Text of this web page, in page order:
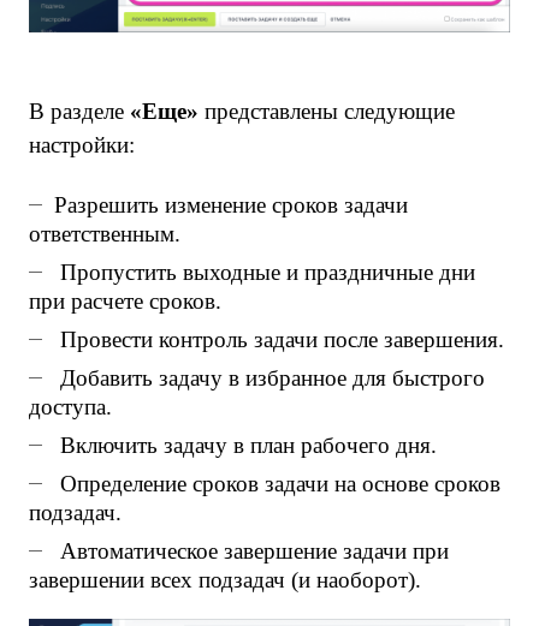
В разделе «Еще» представлены следующие
настройки:
Разрешить изменение сроков задачи
ответственным.
Пропустить выходные и праздничные дни
при расчете сроков.
Провести контроль задачи после завершения.
Добавить задачу в избранное для быстрого
доступа.
Включить задачу в план рабочего дня.
Определение сроков задачи на основе сроков
подзадач.
Автоматическое завершение задачи при
завершении всех подзадач (и наоборот).